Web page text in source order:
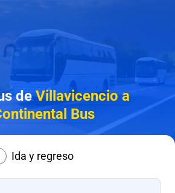
deVillavicencio a
Bus
Ida y regreso